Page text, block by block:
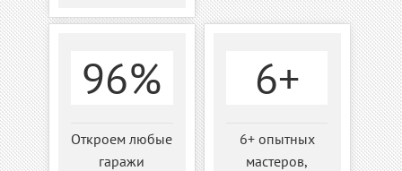
96%
Откроем любые
гаражи
6+
6+ опытных
мастеров,